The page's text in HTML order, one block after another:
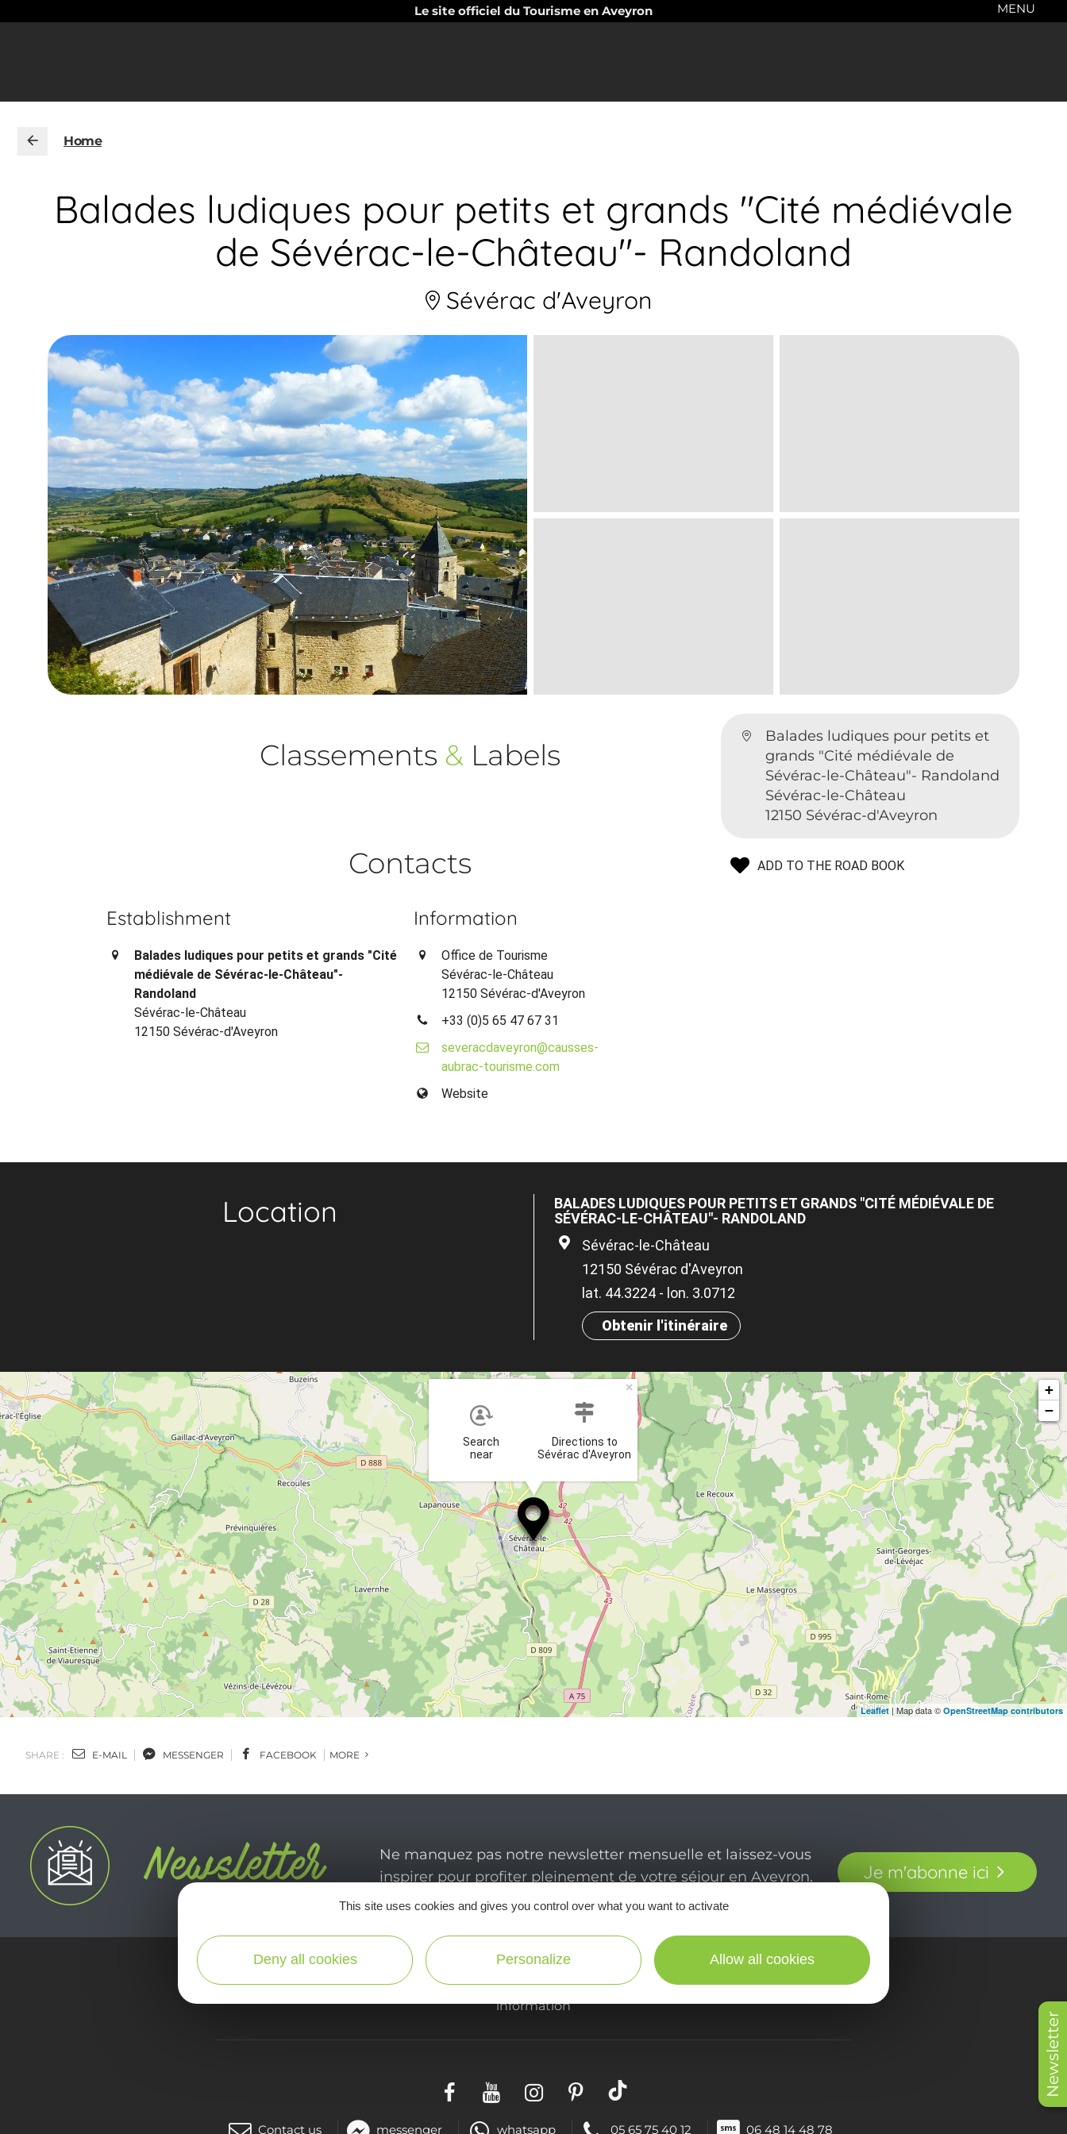
Le site officiel du Tourisme en Aveyron
Newsletter
MENU
Home
Balades ludiques pour petits et grands "Cité médiévale
de Sévérac-le-Château"- Randoland
Sévérac d'Aveyron
Balades ludiques pour petits et
grands "Cité médiévale de
Sévérac-le-Château"- Randoland
Sévérac-le-Château
12150 Sévérac-d'Aveyron
ADD TO THE ROAD BOOK
Classements & Labels
Contacts
Establishment
Balades ludiques pour petits et grands "Cité
médiévale de Sévérac-le-Château"-
Randoland
Sévérac-le-Château
12150 Sévérac-d'Aveyron
Information
Office de Tourisme
Sévérac-le-Château
12150 Sévérac-d'Aveyron
+33 (0)5 65 47 67 31
severacdaveyron@causses-
aubrac-tourisme.com
Website
Location
BALADES LUDIQUES POUR PETITS ET GRANDS "CITÉ MÉDIÉVALE DE
SÉVÉRAC-LE-CHÂTEAU"- RANDOLAND
Sévérac-le-Château
12150 Sévérac d'Aveyron
lat. 44.3224 - lon. 3.0712
Obtenir l'itinéraire
Search
near
Directions to
Sévérac d'Aveyron
×
+
−
Leaflet | Map data © OpenStreetMap contributors
SHARE : E-MAIL MESSENGER FACEBOOK MORE
Ne manquez pas notre newsletter mensuelle et laissez-vous
inspirer pour profiter pleinement de votre séjour en Aveyron.
Je m'abonne ici
information
in picturES
Contact us messenger whatsapp 05 65 75 40 12 06 48 14 48 78
This site uses cookies and gives you control over what you want to activate
Deny all cookies Personalize Allow all cookies